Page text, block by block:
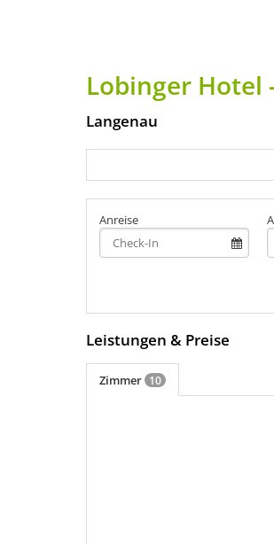
Lobinger Hotel
Langenau
Anreise
Leistungen & Preise
Zimmer 10